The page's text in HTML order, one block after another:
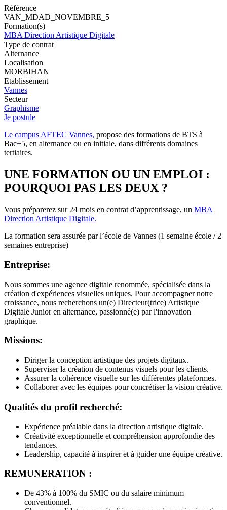
Référence
VAN_MDAD_NOVEMBRE_5
Formation(s)
MBA Direction Artistique Digitale
Type de contrat
Alternance
Localisation
MORBIHAN
Etablissement
Vannes
Secteur
Graphisme
Je postule
Le campus AFTEC Vannes, propose des formations de BTS à
Bac+5, en alternance ou en initiale, dans différents domaines
tertiaires.
UNE FORMATION OU UN EMPLOI :
POURQUOI PAS LES DEUX ?
Vous préparerez sur 24 mois en contrat d’apprentissage, un MBA
Direction Artistique Digitale.
La formation sera assurée par l’école de Vannes (1 semaine école / 2
semaines entreprise)
Entreprise:
Nous sommes une agence digitale renommée, spécialisée dans la
création d'expériences visuelles uniques. Pour accompagner notre
croissance, nous recherchons un(e) Directeur(trice) Artistique
Digitale Junior en alternance, passionné(e) par l'innovation
graphique.
Missions:
Diriger la conception artistique des projets digitaux.
Superviser la création de contenus visuels pour les clients.
Assurer la cohérence visuelle sur les différentes plateformes.
Collaborer avec les équipes pour concrétiser la vision créative.
Qualités du profil recherché:
Expérience préalable dans la direction artistique digitale.
Créativité exceptionnelle et compréhension approfondie des
tendances.
Leadership, capacité à inspirer et à guider une équipe créative.
REMUNERATION :
De 43% à 100% du SMIC ou du salaire minimum
conventionnel.